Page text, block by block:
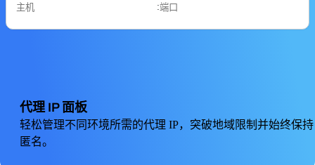
代理 IP 面板
轻松管理不同环境所需的代理 IP，突破地域限制并始终保持
匿名。
: